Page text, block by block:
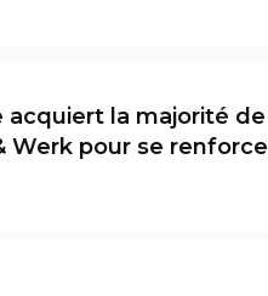
acquiert la majorité de
Werk pour se